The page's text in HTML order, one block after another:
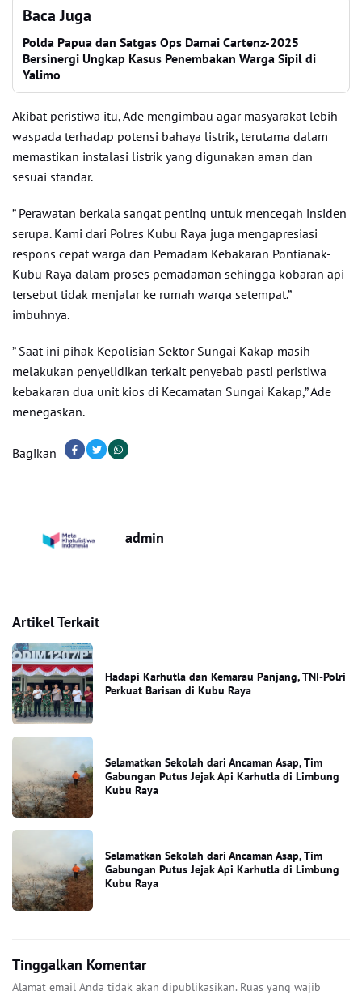
Baca Juga
Polda Papua dan Satgas Ops Damai Cartenz-2025
Bersinergi Ungkap Kasus Penembakan Warga Sipil di
Yalimo
Akibat peristiwa itu, Ade mengimbau agar masyarakat lebih
waspada terhadap potensi bahaya listrik, terutama dalam
memastikan instalasi listrik yang digunakan aman dan
sesuai standar.
” Perawatan berkala sangat penting untuk mencegah insiden
serupa. Kami dari Polres Kubu Raya juga mengapresiasi
respons cepat warga dan Pemadam Kebakaran Pontianak-
Kubu Raya dalam proses pemadaman sehingga kobaran api
tersebut tidak menjalar ke rumah warga setempat.”
imbuhnya.
” Saat ini pihak Kepolisian Sektor Sungai Kakap masih
melakukan penyelidikan terkait penyebab pasti peristiwa
kebakaran dua unit kios di Kecamatan Sungai Kakap,” Ade
menegaskan.
Bagikan
admin
Artikel Terkait
Hadapi Karhutla dan Kemarau Panjang, TNI-Polri
Perkuat Barisan di Kubu Raya
Selamatkan Sekolah dari Ancaman Asap, Tim
Gabungan Putus Jejak Api Karhutla di Limbung
Kubu Raya
Selamatkan Sekolah dari Ancaman Asap, Tim
Gabungan Putus Jejak Api Karhutla di Limbung
Kubu Raya
Tinggalkan Komentar
Alamat email Anda tidak akan dipublikasikan. Ruas yang wajib